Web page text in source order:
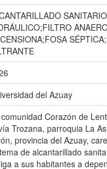
del Azuay
Corazón de
Trozana, parroquia La
provincia del Azuay,
de alcantarillado
a sus habitantes a